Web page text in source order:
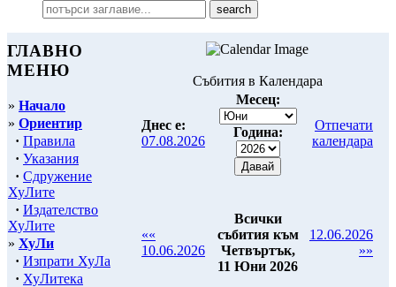
ГЛАВНО
МЕНЮ
» Начало
» Ориентир
· Правила
· Указания
· Сдружение
ХуЛите
· Издателство
ХуЛите
» ХуЛи
· Изпрати ХуЛа
· ХуЛитека
Събития в Календара
Днес е:
07.08.2026
Месец:
Година:
Отпечати
календара
««
10.06.2026
Всички
събития към
Четвъртък,
11 Юни 2026
12.06.2026
»»